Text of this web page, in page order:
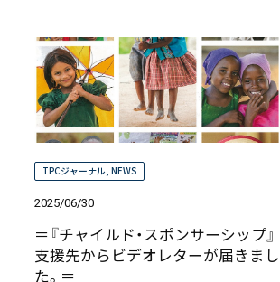
TPCジャーナル, NEWS
2025/06/30
＝『チャイルド・スポンサーシップ』
支援先からビデオレターが届きまし
た。＝